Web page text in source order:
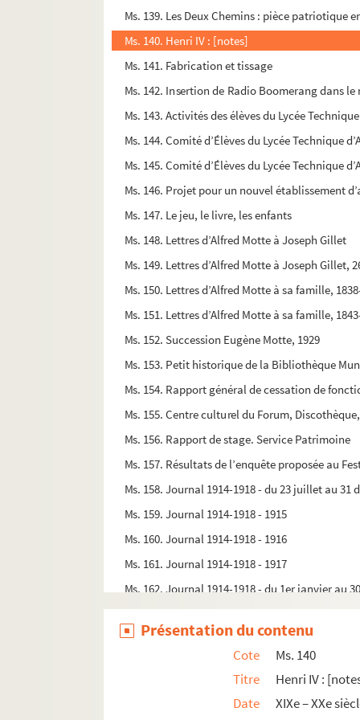
Ms. 139. Les Deux Chemins : pièce patriotique
Ms. 140. Henri IV : [notes]
Ms. 141. Fabrication et tissage
Ms. 142. Insertion de Radio Boomerang dans
Ms. 143. Activités des élèves du Lycée
Ms. 144. Comité d’Élèves du Lycée Technique
Ms. 145. Comité d’Élèves du Lycée Technique
Ms. 146. Projet pour un nouvel établissement
Ms. 147. Le jeu, le livre, les enfants
Ms. 148. Lettres d’Alfred Motte à Joseph Gillet
Ms. 149. Lettres d’Alfred Motte à Joseph Gillet,
Ms. 150. Lettres d’Alfred Motte à sa famille,
Ms. 151. Lettres d’Alfred Motte à sa famille,
Ms. 152. Succession Eugène Motte, 1929
Ms. 153. Petit historique de la Bibliothèque
Ms. 154. Rapport général de cessation de
Ms. 155. Centre culturel du Forum,
Ms. 156. Rapport de stage. Service Patrimoine
Ms. 157. Résultats de l’enquête proposée au
Ms. 158. Journal 1914-1918 - du 23 juillet au 31
Ms. 159. Journal 1914-1918 - 1915
Ms. 160. Journal 1914-1918 - 1916
Ms. 161. Journal 1914-1918 - 1917
Ms. 162. Journal 1914-1918 - du 1er janvier au
Ms. 163. Le sonneur de Saint-Eustache
Ms. 164. Livre des biens de M. de la Potennerie
Ms. 165. Papiers Jacques Petipas, seigneur de
Ms. 166. Le mouvement littéraire régionaliste,
Ms. 167. Les Marionnettes de chez nous
Présentation du contenu
Cote
Ms. 140
Titre
Henri IV :
Date
XIXe – XXe